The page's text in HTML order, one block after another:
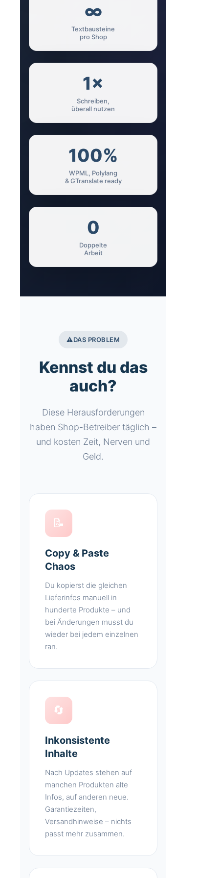
∞
Textbausteine
pro Shop
1×
Schreiben,
überall nutzen
100%
WPML, Polylang
& GTranslate ready
0
Doppelte
Arbeit
⚠️DAS PROBLEM
Kennst du das
auch?
Diese Herausforderungen
haben Shop-Betreiber täglich –
und kosten Zeit, Nerven und
Geld.
📝
Copy & Paste
Chaos
Du kopierst die gleichen
Lieferinfos manuell in
hunderte Produkte – und
bei Änderungen musst du
wieder bei jedem einzelnen
ran.
🔄
Inkonsistente
Inhalte
Nach Updates stehen auf
manchen Produkten alte
Infos, auf anderen neue.
Garantiezeiten,
Versandhinweise – nichts
passt mehr zusammen.